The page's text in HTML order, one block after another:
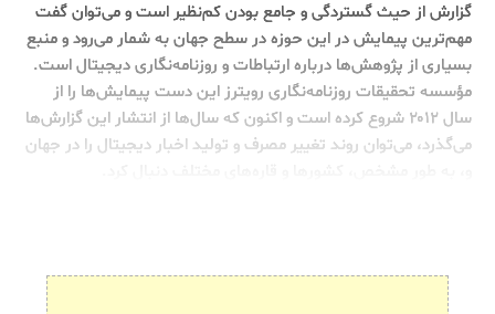
گزارش از حیث گستردگی و جامع بودن کم‌نظیر است و می‌توان گفت
مهم‌ترین پیمایش در این حوزه در سطح جهان به شمار می‌رود و منبع
بسیاری از پژوهش‌ها درباره ارتباطات و روزنامه‌نگاری دیجیتال است.
مؤسسه تحقیقات روزنامه‌نگاری رویترز این دست پیمایش‌ها را از
سال ۲۰۱۲ شروع کرده است و اکنون که سال‌ها از انتشار این گزارش‌ها
می‌گذرد، می‌توان روند تغییر مصرف و تولید اخبار دیجیتال را در جهان